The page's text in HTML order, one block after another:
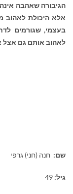
הגיבורה שאהבה
אלא היכולת לאהוב
בעצמי, שגורמים
לאהוב אותם גם אצל
שם: חנה (חני) גרפי
גיל: 49